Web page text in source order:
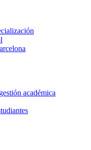
académica